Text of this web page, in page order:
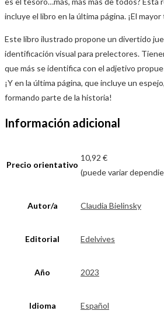
incluye el libro en la última página. ¡El
Este libro ilustrado propone un divertido
identificación visual para prelectores.
que más se identifica con el adjetivo
¡Y en la última página, que incluye un
formando parte de la historia!
Información adicional
Precio orientativo
10,92 €
(puede variar
Autor/a Claudia Bielinsky
Editorial Edelvives
Año 2023
Idioma Español